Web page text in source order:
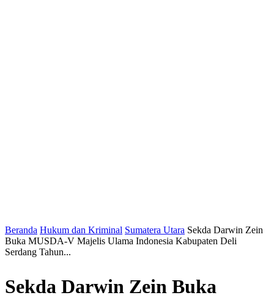
Beranda Hukum dan Kriminal Sumatera Utara Sekda Darwin Zein
Buka MUSDA-V Majelis Ulama Indonesia Kabupaten Deli
Serdang Tahun...
Sekda Darwin Zein Buka